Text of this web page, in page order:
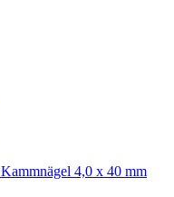
Kammnägel 4,0 x 40 mm